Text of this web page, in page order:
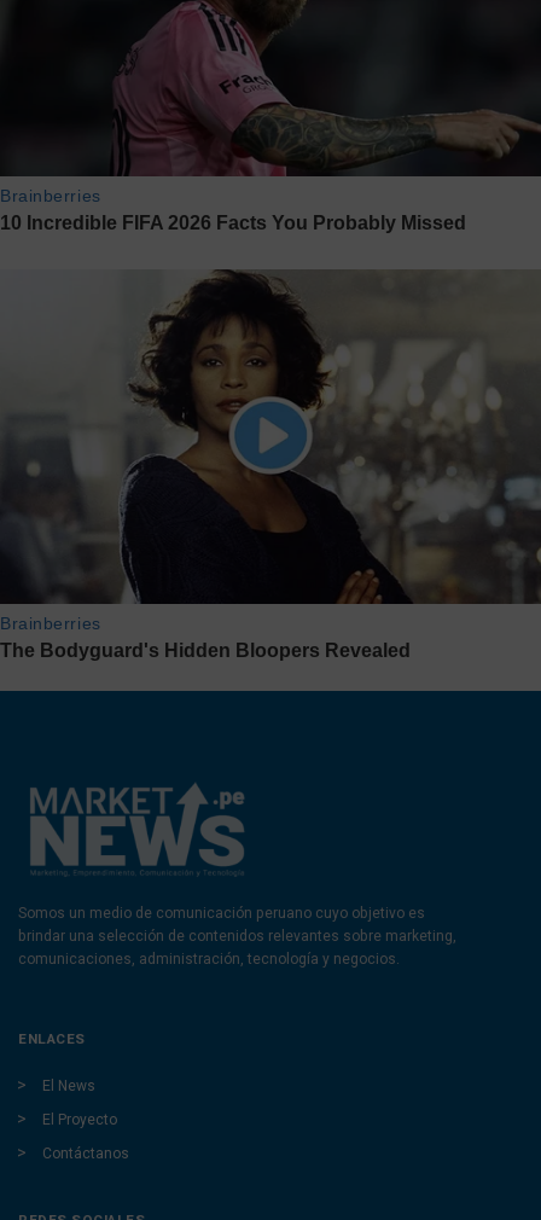
Somos un medio de comunicación peruano cuyo objetivo es
brindar una selección de contenidos relevantes sobre marketing,
comunicaciones, administración, tecnología y negocios.
ENLACES
El News
El Proyecto
Contáctanos